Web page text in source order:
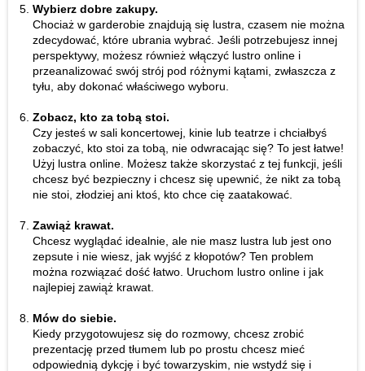
Wybierz dobre zakupy.
Chociaż w garderobie znajdują się lustra, czasem nie można
zdecydować, które ubrania wybrać. Jeśli potrzebujesz innej
perspektywy, możesz również włączyć lustro online i
przeanalizować swój strój pod różnymi kątami, zwłaszcza z
tyłu, aby dokonać właściwego wyboru.
Zobacz, kto za tobą stoi.
Czy jesteś w sali koncertowej, kinie lub teatrze i chciałbyś
zobaczyć, kto stoi za tobą, nie odwracając się? To jest łatwe!
Użyj lustra online. Możesz także skorzystać z tej funkcji, jeśli
chcesz być bezpieczny i chcesz się upewnić, że nikt za tobą
nie stoi, złodziej ani ktoś, kto chce cię zaatakować.
Zawiąż krawat.
Chcesz wyglądać idealnie, ale nie masz lustra lub jest ono
zepsute i nie wiesz, jak wyjść z kłopotów? Ten problem
można rozwiązać dość łatwo. Uruchom lustro online i jak
najlepiej zawiąż krawat.
Mów do siebie.
Kiedy przygotowujesz się do rozmowy, chcesz zrobić
prezentację przed tłumem lub po prostu chcesz mieć
odpowiednią dykcję i być towarzyskim, nie wstydź się i